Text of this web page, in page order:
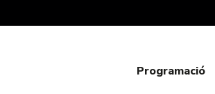
Programació